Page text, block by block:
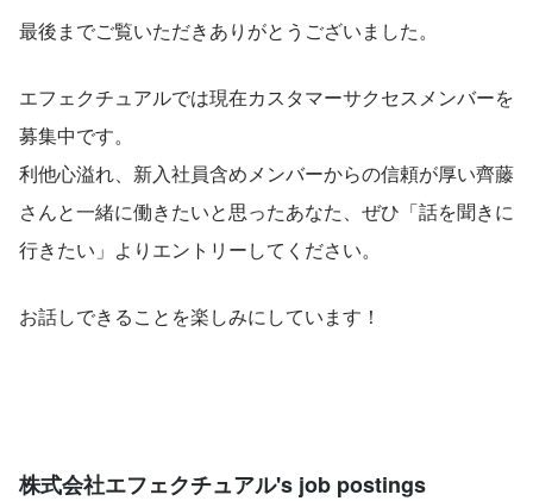
最後までご覧いただきありがとうございました。
エフェクチュアルでは現在カスタマーサクセスメンバーを
募集中です。
利他心溢れ、新入社員含めメンバーからの信頼が厚い齊藤
さんと一緒に働きたいと思ったあなた、ぜひ「話を聞きに
行きたい」よりエントリーしてください。
お話しできることを楽しみにしています！
株式会社エフェクチュアル's job postings